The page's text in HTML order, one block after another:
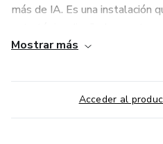
más de IA. Es una instalación
abrumado en un arquitecto de
¿Qué estás instalando en tu
Este protocolo se despliega
Mostrar más
Acceder al